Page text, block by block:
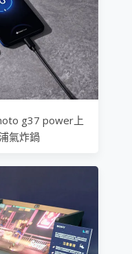
g37 power上
氣炸鍋